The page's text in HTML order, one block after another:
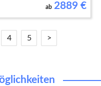
ab 2889 €
4 5 >